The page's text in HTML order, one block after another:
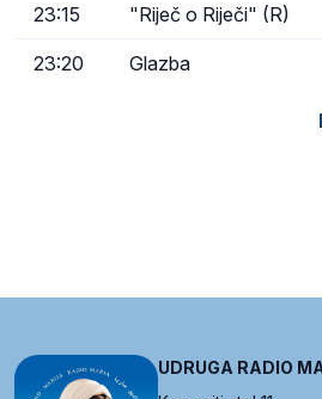
23:15 "Riječ o Riječi" (R)
23:20 Glazba
UDRUGA RADIO